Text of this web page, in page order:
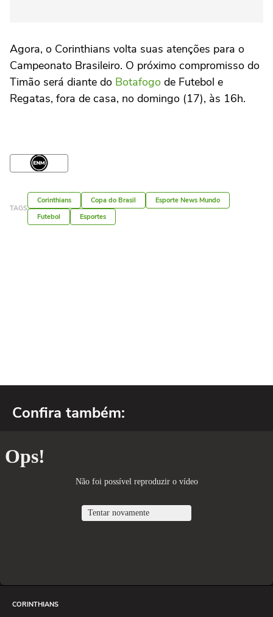
Agora, o Corinthians volta suas atenções para o
Campeonato Brasileiro. O próximo compromisso do
Timão será diante do Botafogo de Futebol e
Regatas, fora de casa, no domingo (17), às 16h.
TAGS
Corinthians Copa do Brasil
Esporte News Mundo
Futebol
Esportes
Confira também:
CORINTHIANS